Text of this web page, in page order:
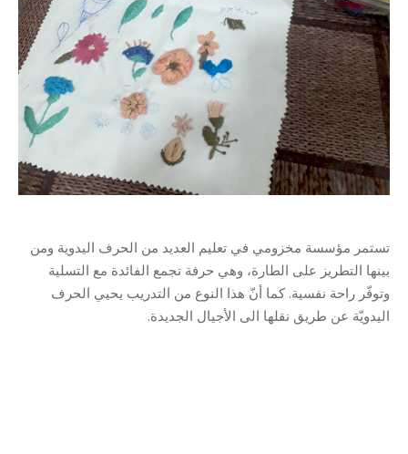
تستمر مؤسسة مخزومي في تعليم العديد من الحرف اليدوية ومن
بينها التطريز على الطارة، وهي حرفة تجمع الفائدة مع التسلية
وتوفّر راحة نفسية. كما أنّ هذا النوع من التدريب يحيي الحرف
اليدويّة عن طريق نقلها الى الأجيال الجديدة.